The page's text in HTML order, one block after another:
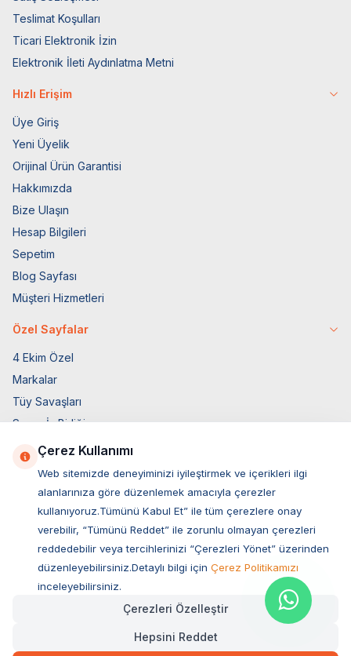
Teslimat Koşulları
Ticari Elektronik İzin
Elektronik İleti Aydınlatma Metni
Hızlı Erişim
Üye Giriş
Yeni Üyelik
Orijinal Ürün Garantisi
Hakkımızda
Bize Ulaşın
Hesap Bilgileri
Sepetim
Blog Sayfası
Müşteri Hizmetleri
Özel Sayfalar
4 Ekim Özel
Markalar
Tüy Savaşları
Socar İş Birliği
İyzico İş Birliği
Mobil Uygulama
Çerez Kullanımı
Web sitemizde deneyiminizi iyileştirmek ve içerikleri ilgi
alanlarınıza göre düzenlemek amacıyla çerezler
kullanıyoruz.Tümünü Kabul Et” ile tüm çerezlere onay
verebilir, “Tümünü Reddet” ile zorunlu olmayan çerezleri
reddedebilir veya tercihlerinizi “Çerezleri Yönet” üzerinden
düzenleyebilirsiniz.Detaylı bilgi için Çerez Politikamızı
inceleyebilirsiniz.
Çerezleri Özelleştir
Hepsini Reddet